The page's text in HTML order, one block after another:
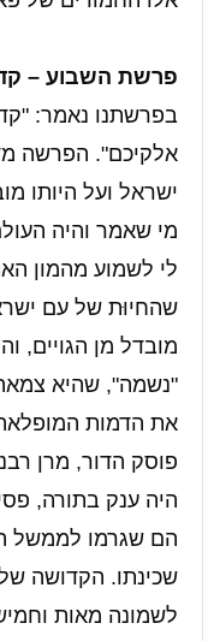
פרשת השבוע –
בפרשתנו נאמר:
אלקיכם". הפרשה
ישראל ועל היותו
מי שאמר והיה
לי לשמוע מהמון
שהחיוּת של עם
מובדל מן הגויים,
"נשמה", שהיא
את הדמות
פוסק הדור, מרן
היה ענק בתורה,
הם שגרמו לממשל
שכינתו. הקדושה
לשמונה מאות